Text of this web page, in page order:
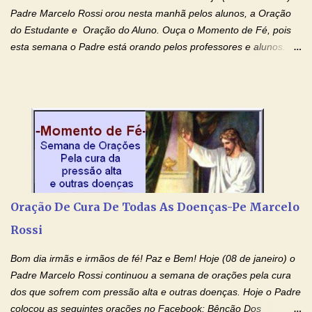
Padre Marcelo Rossi orou nesta manhã pelos alunos, a Oração
do Estudante e Oração do Aluno. Ouça o Momento de Fé, pois
esta semana o Padre está orando pelos professores e alunos.
intelectualmente e espiritualmente para o dia da prova. Confie no
amor Ágape de Jesus e no amor materno de Nossa Senhora.
Fique com a paz de Jesus e o amor de Maria! Adriana-Devoção e
Fé Oração do Estudante I Senhor, eu sou estudante, e por sinal,
inteligente. Prova isto é o fato de eu estar aqui, conversando com
de estudar. Mas, como o Senhor sabe, a vida de estudante nem
sempre é fácil. A rotina cansa e o aprender exige uma série de
Oração De Cura De Todas As Doenças-Pe Marcelo
Rossi
Bom dia irmãs e irmãos de fé! Paz e Bem! Hoje (08 de janeiro) o
Padre Marcelo Rossi continuou a semana de orações pela cura
dos que sofrem com pressão alta e outras doenças. Hoje o Padre
colocou as seguintes orações no Facebook: Bênção Dos